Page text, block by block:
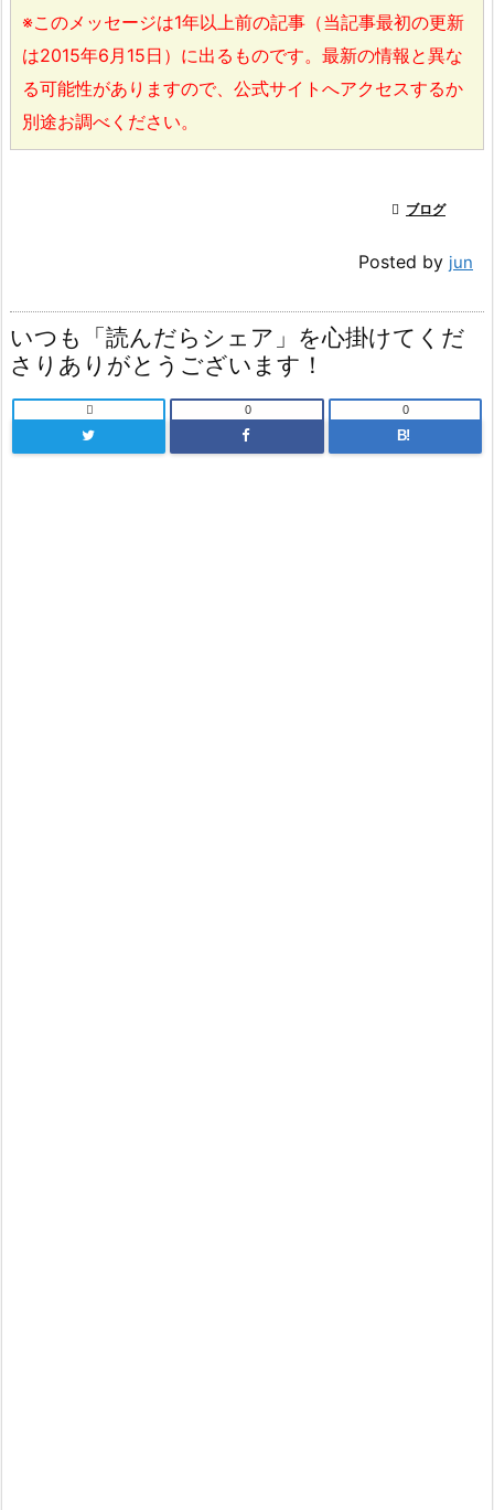
※このメッセージは1年以上前の記事（当記事最初の更新
は2015年6月15日）に出るものです。最新の情報と異な
る可能性がありますので、公式サイトへアクセスするか
別途お調べください。
 ブログ
Posted by jun
いつも「読んだらシェア」を心掛けてくだ
さりありがとうございます！
 0
B!
0